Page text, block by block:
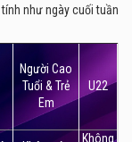
như ngày cuối tuần
Người Cao
Tuổi & Trẻ
Em
U22
Không